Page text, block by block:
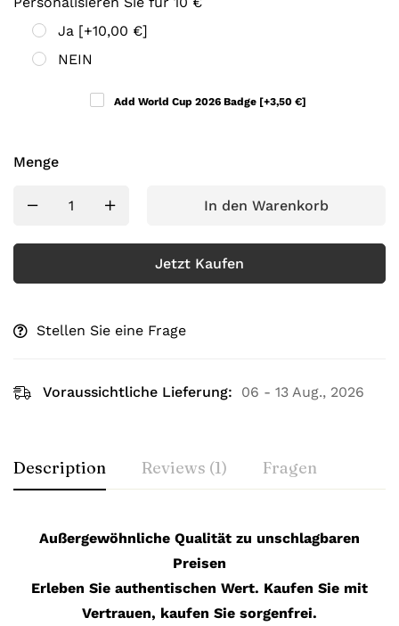
Ja [+10,00 €]
NEIN
Add World Cup 2026 Badge [+3,50 €]
Menge
In den Warenkorb
Jetzt Kaufen
Stellen Sie eine Frage
Voraussichtliche Lieferung: 06 - 13 Aug., 2026
Description Reviews (1) Fragen
Außergewöhnliche Qualität zu unschlagbaren
Preisen
Erleben Sie authentischen Wert. Kaufen Sie mit
Vertrauen, kaufen Sie sorgenfrei.